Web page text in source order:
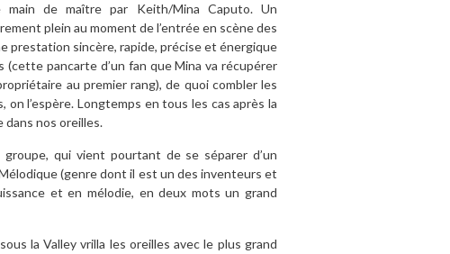
main de maître par Keith/Mina Caputo. Un
plein au moment de l’entrée en scène des
prestation sincère, rapide, précise et énergique
pancarte d’un fan que Mina va récupérer
au premier rang), de quoi combler les
l’espère. Longtemps en tous les cas après la
dans nos oreilles.
groupe, qui vient pourtant de se séparer d’un
(genre dont il est un des inventeurs et
et en mélodie, en deux mots un grand
sous la Valley vrilla les oreilles avec le plus grand